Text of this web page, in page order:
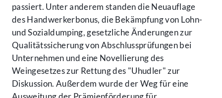
passiert. Unter anderem standen die Neuauflage
des Handwerkerbonus, die Bekämpfung von Lohn-
und Sozialdumping, gesetzliche Änderungen zur
Qualitätssicherung von Abschlussprüfungen bei
Unternehmen und eine Novellierung des
Weingesetzes zur Rettung des "Uhudler" zur
Diskussion. Außerdem wurde der Weg für eine